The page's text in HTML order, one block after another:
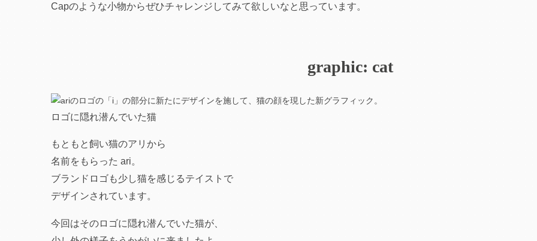
Capのような小物からぜひチャレンジしてみて欲しいなと思っています。
graphic: cat
ロゴに隠れ潜んでいた猫
もともと飼い猫のアリから
名前をもらった ari。
ブランドロゴも少し猫を感じるテイストで
デザインされています。
今回はそのロゴに隠れ潜んでいた猫が、